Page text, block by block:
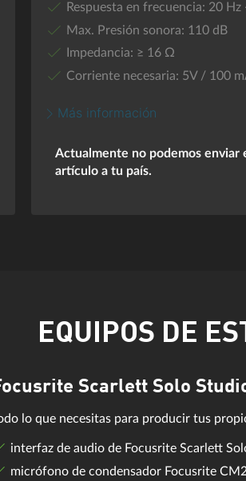
Respuesta en frecuencia: 20 Hz
Max. Presión sonora: 110 dB
Impedancia: ≥ 16 Ω
Corriente necesaria: 5V / 100
Más información
Actualmente no podemos enviar
artículo a tu país.
EQUIPOS DE
Scarlett Solo
lo que necesitas para producir tus
interfaz de audio de Focusrite Scarlett
micrófono de condensador Focusrite